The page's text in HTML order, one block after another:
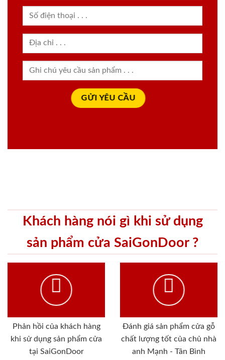
Khách hàng nói gì khi sử dụng
sản phẩm cửa SaiGonDoor ?
Phản hồi của khách hàng
khi sử dụng sản phẩm cửa
tại SaiGonDoor
Đánh giá sản phẩm cửa gỗ
chất lượng tốt của chủ nhà
anh Mạnh - Tân Bình